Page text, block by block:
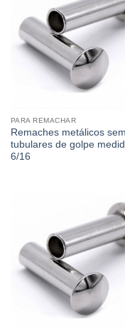
PARA REMACHAR
Remaches metálicos
tubulares de golpe
6/16